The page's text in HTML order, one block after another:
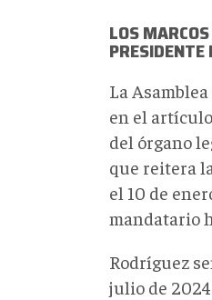
LOS
La
en el artículo
del órgano
que reitera
el 10 de
mandatario
Rodríguez
julio de